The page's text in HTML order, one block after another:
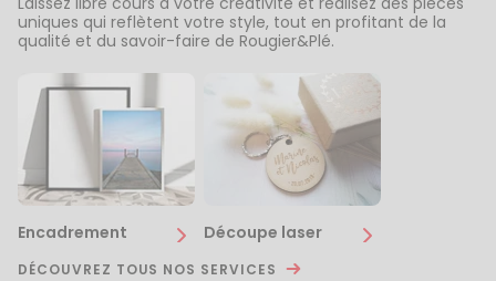
uniques qui reflètent votre style, tout en profitant de la
qualité et du savoir-faire de Rougier&Plé.
Encadrement Découpe laser
DÉCOUVREZ TOUS NOS SERVICES